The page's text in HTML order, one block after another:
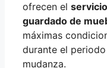
ofrecen el
guardado de
máximas
durante el
mudanza.